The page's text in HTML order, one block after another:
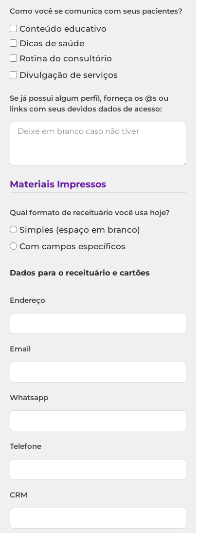
Como você se comunica com seus pacientes?
Conteúdo educativo
Dicas de saúde
Rotina do consultório
Divulgação de serviços
Se já possui algum perfil, forneça os @s ou
links com seus devidos dados de acesso:
Materiais Impressos
Qual formato de receituário você usa hoje?
Simples (espaço em branco)
Com campos específicos
Dados para o receituário e cartões
Endereço
Email
Whatsapp
Telefone
CRM